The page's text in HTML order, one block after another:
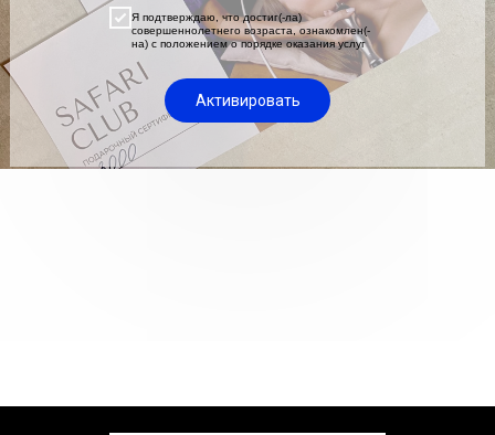
Я подтверждаю, что достиг(-ла)
совершеннолетнего возраста, ознакомлен(-
на) с положением о порядке оказания услуг
Активировать